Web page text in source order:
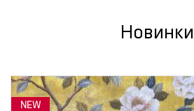
Новинки
NEW